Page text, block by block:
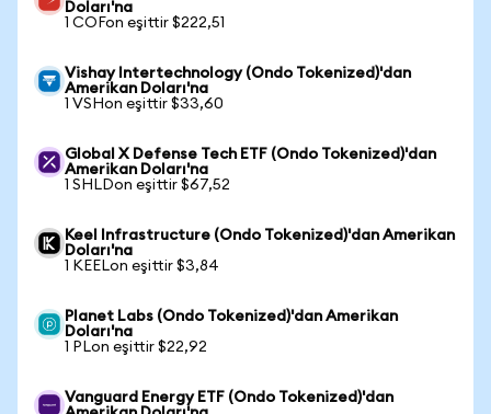
Doları'na
1 COFon eşittir $222,51
Vishay Intertechnology (Ondo Tokenized)'dan
Amerikan Doları'na
1 VSHon eşittir $33,60
Global X Defense Tech ETF (Ondo Tokenized)'dan
Amerikan Doları'na
1 SHLDon eşittir $67,52
Keel Infrastructure (Ondo Tokenized)'dan Amerikan
Doları'na
1 KEELon eşittir $3,84
Planet Labs (Ondo Tokenized)'dan Amerikan
Doları'na
1 PLon eşittir $22,92
Vanguard Energy ETF (Ondo Tokenized)'dan